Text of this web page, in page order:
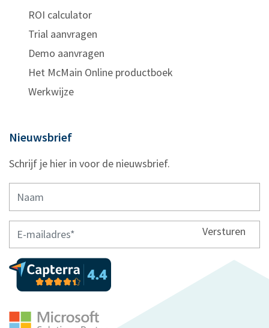
ROI calculator
Trial aanvragen
Demo aanvragen
Het McMain Online productboek
Werkwijze
Nieuwsbrief
Schrijf je hier in voor de nieuwsbrief.
Versturen